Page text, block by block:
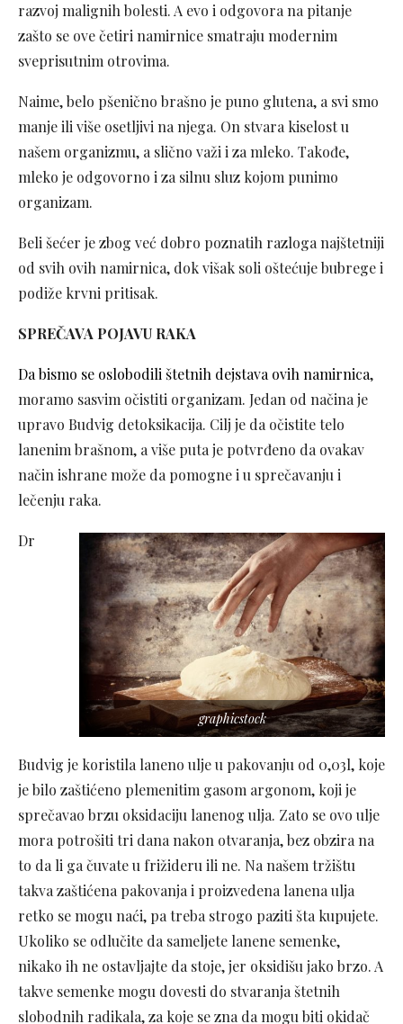
razvoj malignih bolesti. A evo i odgovora na pitanje
zašto se ove četiri namirnice smatraju modernim
sveprisutnim otrovima.
Naime, belo pšenično brašno je puno glutena, a svi smo
manje ili više osetljivi na njega. On stvara kiselost u
našem organizmu, a slično važi i za mleko. Takođe,
mleko je odgovorno i za silnu sluz kojom punimo
organizam.
Beli šećer je zbog već dobro poznatih razloga najštetniji
od svih ovih namirnica, dok višak soli oštećuje bubrege i
podiže krvni pritisak.
SPREČAVA POJAVU RAKA
Da bismo se oslobodili štetnih dejstava ovih namirnica,
moramo sasvim očistiti organizam. Jedan od načina je
upravo Budvig detoksikacija. Cilj je da očistite telo
lanenim brašnom, a više puta je potvrđeno da ovakav
način ishrane može da pomogne i u sprečavanju i
lečenju raka.
graphicstock
Dr
Budvig je koristila laneno ulje u pakovanju od 0,03l, koje
je bilo zaštićeno plemenitim gasom argonom, koji je
sprečavao brzu oksidaciju lanenog ulja. Zato se ovo ulje
mora potrošiti tri dana nakon otvaranja, bez obzira na
to da li ga čuvate u frižideru ili ne. Na našem tržištu
takva zaštićena pakovanja i proizvedena lanena ulja
retko se mogu naći, pa treba strogo paziti šta kupujete.
Ukoliko se odlučite da sameljete lanene semenke,
nikako ih ne ostavljajte da stoje, jer oksidišu jako brzo. A
takve semenke mogu dovesti do stvaranja štetnih
slobodnih radikala, za koje se zna da mogu biti okidač